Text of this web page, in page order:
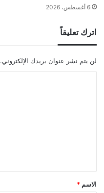
6 أغسطس، 2026
اترك تعليقاً
لن يتم نشر عنوان بريدك الإلكتروني.
*
الاسم *